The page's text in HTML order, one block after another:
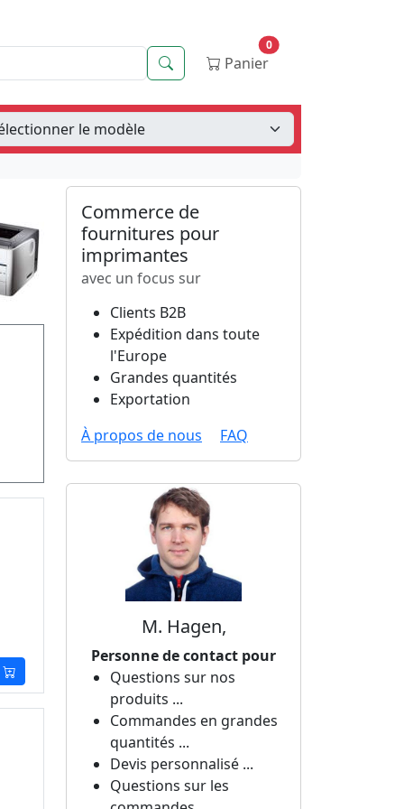
RecherchePanier
0
Commerce de
fournitures pour
imprimantes
avec un focus sur
Clients B2B
Expédition dans toute
l'Europe
Grandes quantités
Exportation
À propos de nous
FAQ
M. Hagen,
Personne de contact pour
Questions sur nos
produits ...
Commandes en grandes
quantités ...
Devis personnalisé ...
Questions sur les